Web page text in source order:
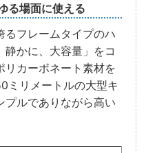
る場面に使える
るフレームタイプのハ
かに、大容量」をコ
リカーボネート素材を
ミリメートルの大型キ
プルでありながら高い